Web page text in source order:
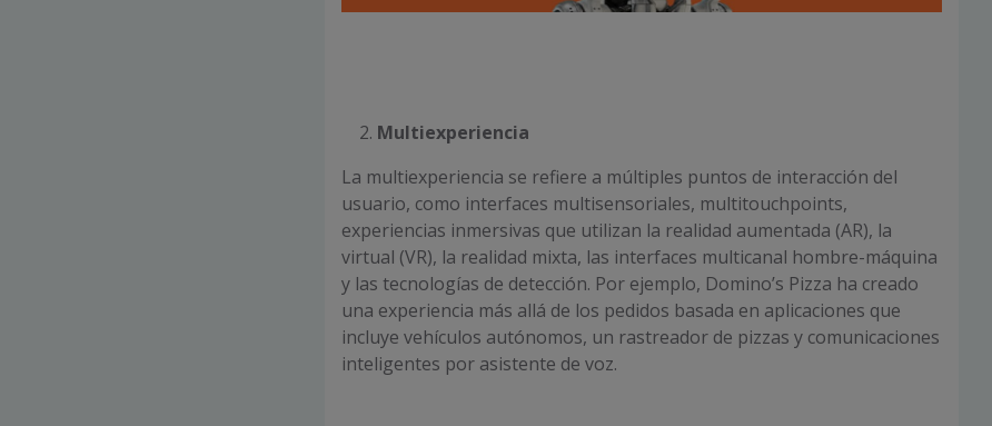
Multiexperiencia
La multiexperiencia se refiere a múltiples puntos de interacción del
usuario, como interfaces multisensoriales, multitouchpoints,
experiencias inmersivas que utilizan la realidad aumentada (AR), la
virtual (VR), la realidad mixta, las interfaces multicanal hombre-máquina
y las tecnologías de detección. Por ejemplo, Domino’s Pizza ha creado
una experiencia más allá de los pedidos basada en aplicaciones que
incluye vehículos autónomos, un rastreador de pizzas y comunicaciones
inteligentes por asistente de voz.